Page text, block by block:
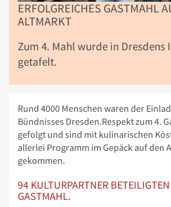
ERFOLGREICHES GASTMAHL
ALTMARKT
Zum 4. Mahl wurde in Dresdens
getafelt.
Rund 4000 Menschen waren der
Bündnisses Dresden.Respekt zum 4.
gefolgt und sind mit kulinarischen
allerlei Programm im Gepäck auf den
gekommen.
94 KULTURPARTNER
GASTMAHL.